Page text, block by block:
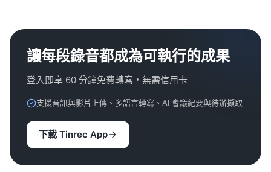
讓每段錄音都成為可執行的成果
登入即享 60 分鐘免費轉寫，無需信用卡
支援音訊與影片上傳、多語言轉寫、AI 會議紀要與待辦擷取
下載 Tinrec App